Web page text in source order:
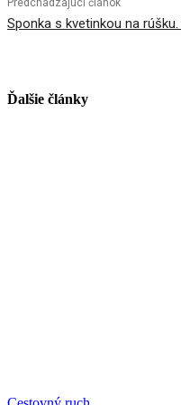
Predchádzajúci článok
Sponka s kvetinkou na
Ďalšie články